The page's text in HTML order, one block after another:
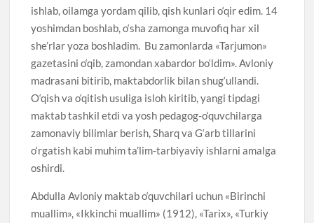
ishlab, oilamga yordam qilib, qish kunlari o‘qir edim. 14
yoshimdan boshlab, o‘sha zamonga muvofiq har xil
she’rlar yoza boshladim. Bu zamonlarda «Tarjumon»
gazetasini o‘qib, zamondan xabardor bo‘ldim». Avloniy
madrasani bitirib, maktabdorlik bilan shug‘ullandi.
O‘qish va o‘qitish usuliga isloh kiritib, yangi tipdagi
maktab tashkil etdi va yosh pedagog-o‘quvchilarga
zamonaviy bilimlar berish, Sharq va G‘arb tillarini
o‘rgatish kabi muhim ta’lim-tarbiyaviy ishlarni amalga
oshirdi.
Abdulla Avloniy maktab o‘quvchilari uchun «Birinchi
muallim», «Ikkinchi muallim» (1912), «Tarix», «Turkiy